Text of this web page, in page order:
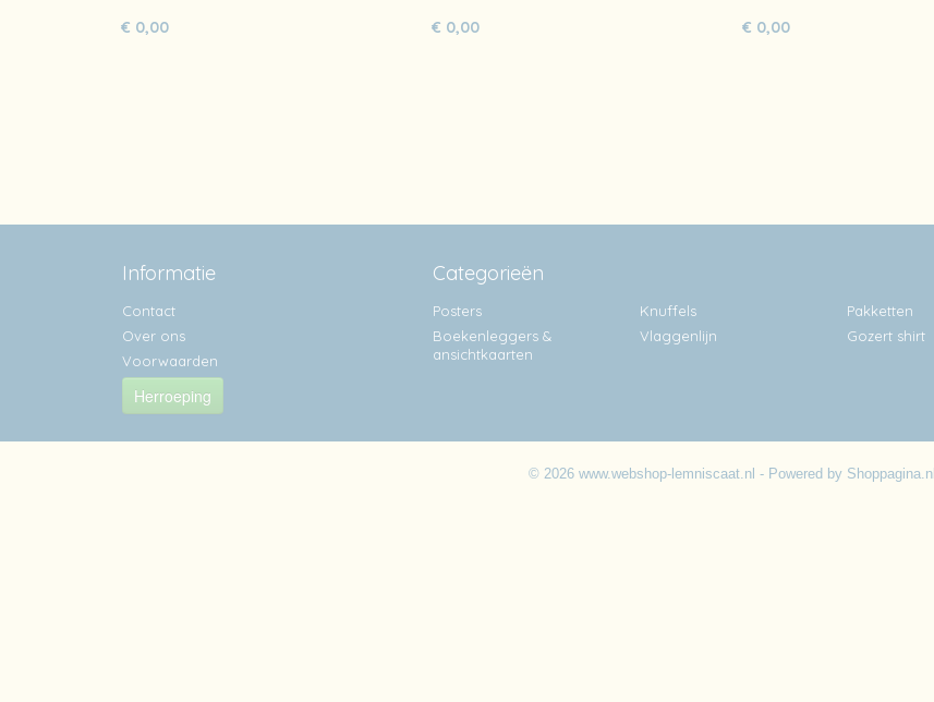
€ 0,00 € 0,00 € 0,00
Informatie
Contact
Over ons
Voorwaarden
Herroeping
Categorieën
Posters
Boekenleggers &
ansichtkaarten
Knuffels
Vlaggenlijn
Pakketten
Gozert shirt
© 2026 www.webshop-lemniscaat.nl - Powered by Shoppagina.nl